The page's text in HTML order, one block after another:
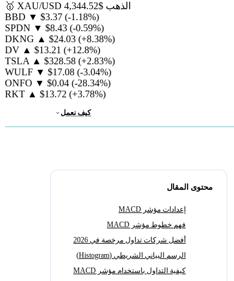
🥇 XAU/USD الذهب $4,344.52
BBD ▼ $3.37 (-1.18%)
SPDN ▼ $8.43 (-0.59%)
DKNG ▲ $24.03 (+8.38%)
DV ▲ $13.21 (+12.8%)
TSLA ▲ $328.58 (+2.83%)
WULF ▼ $17.08 (-3.04%)
ONFO ▼ $0.04 (-28.34%)
RKT ▲ $13.72 (+3.78%)
كيف نعمل
محتوى المقال
إعدادات مؤشر MACD
فهم خطوط مؤشر MACD
أفضل شركات تداول مرخصة في 2026
الرسم البياني الشريطي (Histogram)
كيفية التداول باستخدام مؤشر MACD